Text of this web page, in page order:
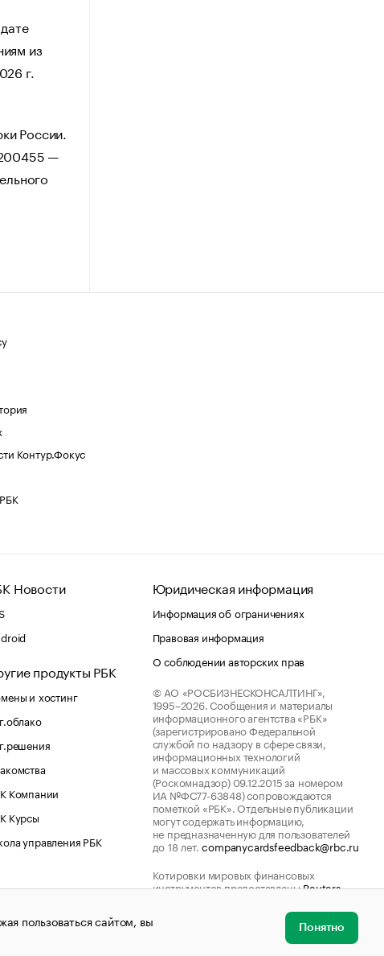
из
г.
России.
—
Контур.Фокус
Новости
продукты РБК
и хостинг
Компании
Курсы
управления РБК
Юридическая информация
Информация об ограничениях
Правовая информация
О соблюдении авторских прав
© АО «РОСБИЗНЕСКОНСАЛТИНГ»,
1995–2026. Сообщения и материалы
информационного агентства «РБК»
(зарегистрировано Федеральной
службой по надзору в сфере связи,
информационных технологий
и массовых коммуникаций
(Роскомнадзор) 09.12.2015 за номером
ИА №ФС77-63848) сопровождаются
пометкой «РБК». Отдельные публикации
могут содержать информацию,
не предназначенную для пользователей
до 18 лет.companycardsfeedback@rbc.ru
Котировки мировых финансовых
инструментов предоставленыReuters
пользоваться сайтом, вы
Понятно